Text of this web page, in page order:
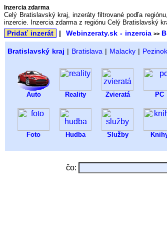
Inzercia zdarma
Celý Bratislavský kraj, inzeráty filtrované podľa
inzercie. Inzercia zdarma z regiónu Celý Bratislavský
Pridať inzerát | Webinzeraty.sk - inzercia >>
Bratislavský kraj | Bratislava | Malacky | Pezinok
Auto Reality Zvieratá PC
Foto Hudba Služby
čo: